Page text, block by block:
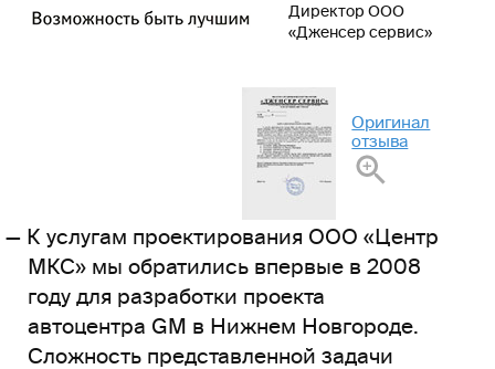
Директор ООО
«Дженсер сервис»
Оригинал
отзыва
К услугам проектирования ООО «Центр
МКС» мы обратились впервые в 2008
году для разработки проекта
автоцентра GM в Нижнем Новгороде.
Сложность представленной задачи